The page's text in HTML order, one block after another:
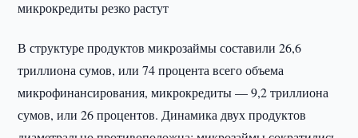
микрокредиты резко растут
В структуре продуктов микрозаймы составили 26,6
триллиона сумов, или 74 процента всего объема
микрофинансирования, микрокредиты — 9,2 триллиона
сумов, или 26 процентов. Динамика двух продуктов